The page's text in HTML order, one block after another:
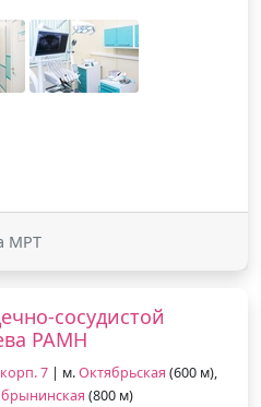
МРТ
сосудистой
РАМН
7 | м.Октябрьская (600 м),
(800 м)